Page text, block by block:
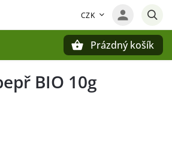
CZK
Prázdný košík
BIO 10g